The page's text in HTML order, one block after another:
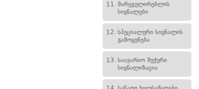
11. მარეგულირებლის
სიგნალები
12. სპეციალური სიგნალის
გამოყენება
13. საავარიო შუქური
სიგნალიზაცია